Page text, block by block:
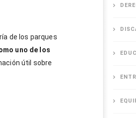
de los parques
uno de los
útil sobre